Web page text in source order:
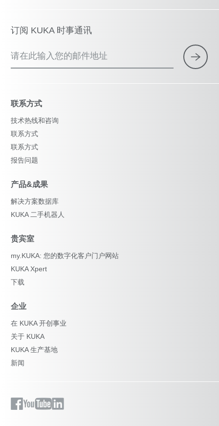
订阅 KUKA 时事通讯
请在此输入您的邮件地址
联系方式
技术热线和咨询
联系方式
联系方式
报告问题
产品&成果
解决方案数据库
KUKA 二手机器人
贵宾室
my.KUKA: 您的数字化客户门户网站
KUKA Xpert
下载
企业
在 KUKA 开创事业
关于 KUKA
KUKA 生产基地
新闻